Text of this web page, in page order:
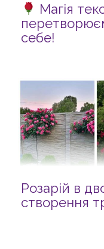
Магія
себе!
Розарій в
створення